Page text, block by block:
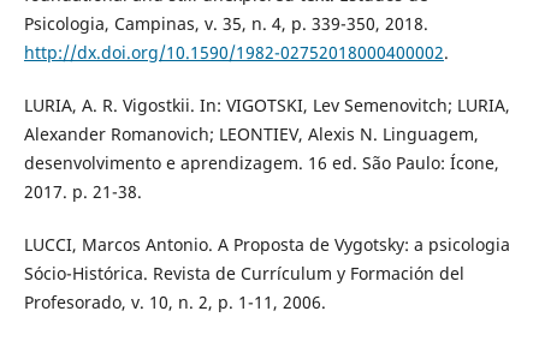
Psicologia, Campinas, v. 35, n. 4, p. 339-350, 2018.
http://dx.doi.org/10.1590/1982-02752018000400002.
LURIA, A. R. Vigostkii. In: VIGOTSKI, Lev Semenovitch; LURIA,
Alexander Romanovich; LEONTIEV, Alexis N. Linguagem,
desenvolvimento e aprendizagem. 16 ed. São Paulo: Ícone,
2017. p. 21-38.
LUCCI, Marcos Antonio. A Proposta de Vygotsky: a psicologia
Sócio-Histórica. Revista de Currículum y Formación del
Profesorado, v. 10, n. 2, p. 1-11, 2006.